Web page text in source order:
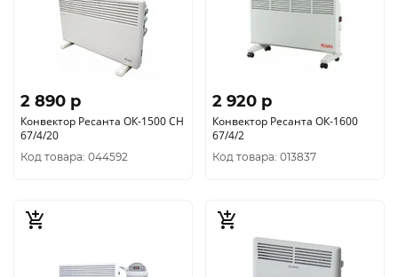
2 890 p
Конвектор Ресанта ОК-1500 СН
67/4/20
Код товара: 044592
2 920 p
Конвектор Ресанта ОК-1600
67/4/2
Код товара: 013837